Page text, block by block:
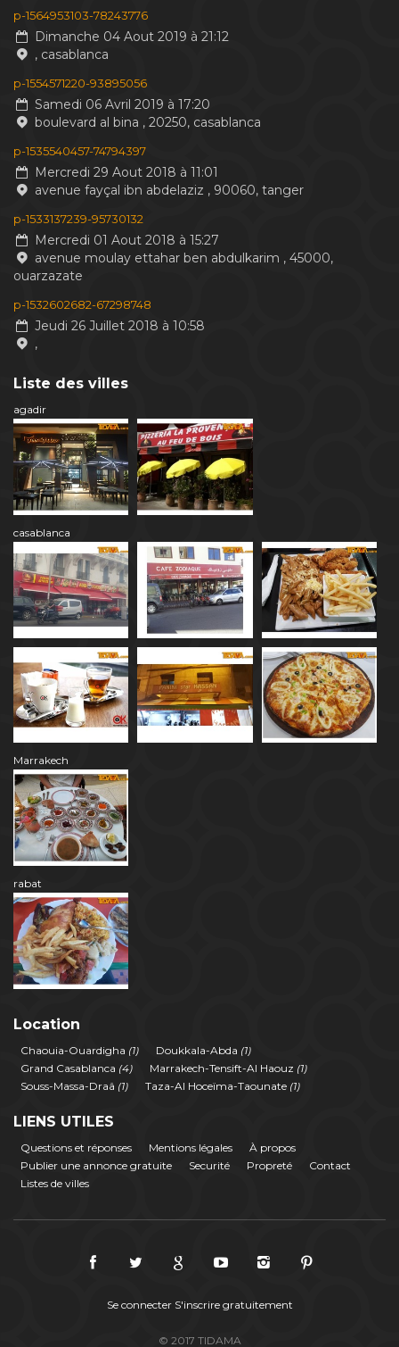
p-1564953103-78243776
Dimanche 04 Aout 2019 à 21:12
, casablanca
p-1554571220-93895056
Samedi 06 Avril 2019 à 17:20
boulevard al bina , 20250, casablanca
p-1535540457-74794397
Mercredi 29 Aout 2018 à 11:01
avenue fayçal ibn abdelaziz , 90060, tanger
p-1533137239-95730132
Mercredi 01 Aout 2018 à 15:27
avenue moulay ettahar ben abdulkarim , 45000,
ouarzazate
p-1532602682-67298748
Jeudi 26 Juillet 2018 à 10:58
,
Liste des villes
agadir
casablanca
Marrakech
rabat
Location
Chaouia-Ouardigha (1) Doukkala-Abda (1)
Grand Casablanca (4) Marrakech-Tensift-Al Haouz (1)
Souss-Massa-Draâ (1) Taza-Al Hoceïma-Taounate (1)
LIENS UTILES
Questions et réponses Mentions légales
À propos
Publier une annonce gratuite
Securité Propreté
Contact
Listes de villes
Se connecter S'inscrire gratuitement
© 2017 TIDAMA